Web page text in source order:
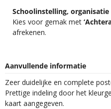
Schoolinstelling,
Kies voor gemak met
afrekenen.
Aanvullende informatie
Zeer duidelijke en complete
Prettige indeling door het
kaart aangegeven.